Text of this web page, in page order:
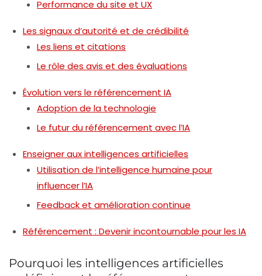
Performance du site et UX
Les signaux d’autorité et de crédibilité
Les liens et citations
Le rôle des avis et des évaluations
Évolution vers le référencement IA
Adoption de la technologie
Le futur du référencement avec l’IA
Enseigner aux intelligences artificielles
Utilisation de l’intelligence humaine pour
influencer l’IA
Feedback et amélioration continue
Référencement : Devenir incontournable pour les IA
Pourquoi les intelligences artificielles